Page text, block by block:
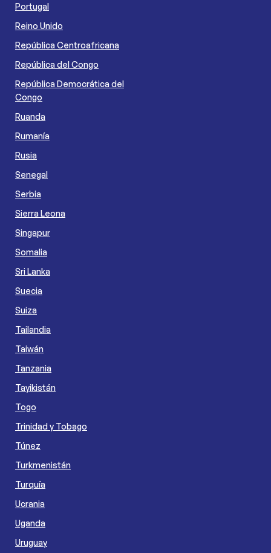
Portugal
Reino Unido
República Centroafricana
República del Congo
República Democrática del
Congo
Ruanda
Rumanía
Rusia
Senegal
Serbia
Sierra Leona
Singapur
Somalia
Sri Lanka
Suecia
Suiza
Tailandia
Taiwán
Tanzania
Tayikistán
Togo
Trinidad y Tobago
Túnez
Turkmenistán
Turquía
Ucrania
Uganda
Uruguay